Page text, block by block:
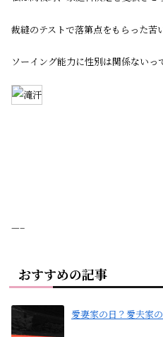
裁縫のテストで落第点をもらった苦
ソーイング能力に性別は関係ないっ
—–
おすすめの記事
愛妻家の日？愛夫家